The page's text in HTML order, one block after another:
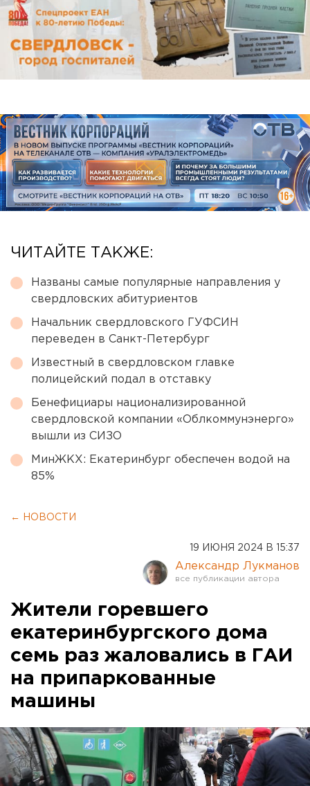
ЧИТАЙТЕ ТАКЖЕ:
Названы самые популярные направления у
свердловских абитуриентов
Начальник свердловского ГУФСИН
переведен в Санкт-Петербург
Известный в свердловском главке
полицейский подал в отставку
Бенефициары национализированной
свердловской компании «Облкоммунэнерго»
вышли из СИЗО
МинЖКХ: Екатеринбург обеспечен водой на
85%
← НОВОСТИ
19 ИЮНЯ 2024 В 15:37
Александр Лукманов
Жители горевшего
екатеринбургского дома
семь раз жаловались в ГАИ
на припаркованные
машины